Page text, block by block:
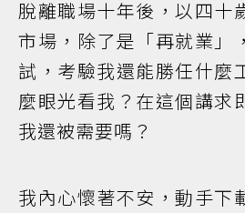
脫離職場十年後，以四十
市場，除了是「再就業」
試，考驗我還能勝任什麼
麼眼光看我？在這個講求
我還被需要嗎？
我內心懷著不安，動手下